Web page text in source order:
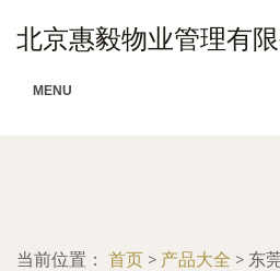
北京惠毅物业管理有
MENU
当前位置： 首页 > 产品大全 > 东